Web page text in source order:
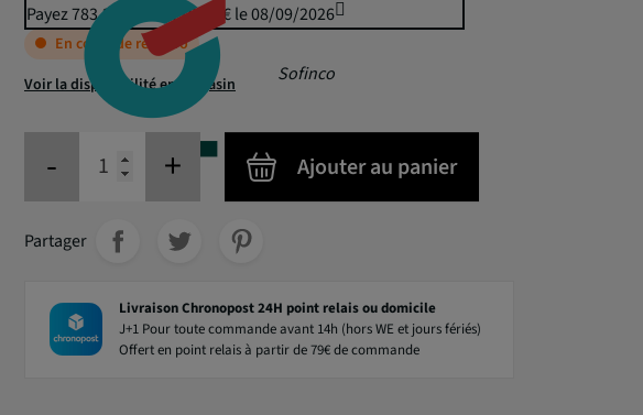
Sofinco
Payez 783,24 € puis 770,00 € le 08/09/2026
En cours de réappro
Voir la disponibilité en magasin
- + Ajouter au panier
Partager
Livraison Chronopost 24H point relais ou domicile
J+1 Pour toute commande avant 14h (hors WE et jours fériés)
Offert en point relais à partir de 79€ de commande